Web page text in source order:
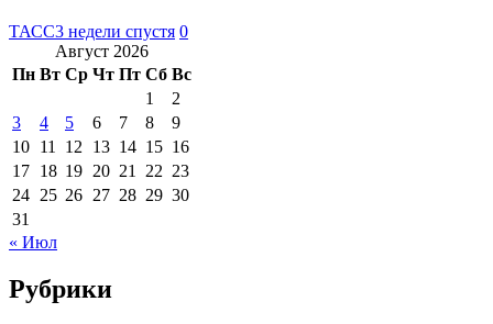
ТАСС3 недели спустя 0
Август 2026
Пн Вт Ср Чт Пт Сб Вс
1
2
3
4 5 6 7 8
9
10 11 12 13 14 15 16
17 18 19 20 21 22 23
24 25 26 27 28 29 30
31
« Июл
Рубрики